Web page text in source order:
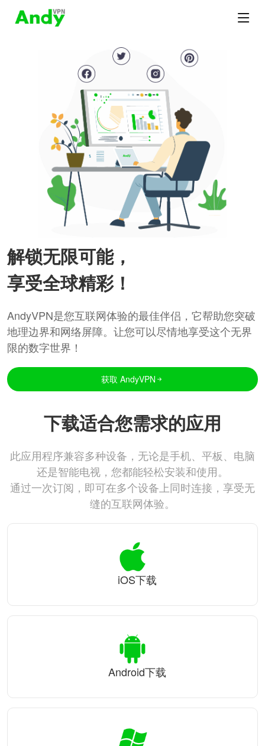
解锁无限可能，
享受全球精彩！
AndyVPN是您互联网体验的最佳伴侣，它帮助您突破
地理边界和网络屏障。让您可以尽情地享受这个无界
限的数字世界！
获取 AndyVPN
下载适合您需求的应用
此应用程序兼容多种设备，无论是手机、平板、电脑
还是智能电视，您都能轻松安装和使用。
通过一次订阅，即可在多个设备上同时连接，享受无
缝的互联网体验。
iOS下载
Android下载